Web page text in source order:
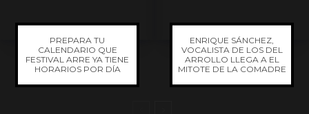
PREPARA TU
CALENDARIO QUE
FESTIVAL ARRE YA TIENE
HORARIOS POR DÍA
ENRIQUE SÁNCHEZ,
VOCALISTA DE LOS DEL
ARROLLO LLEGA A EL
MITOTE DE LA COMADRE